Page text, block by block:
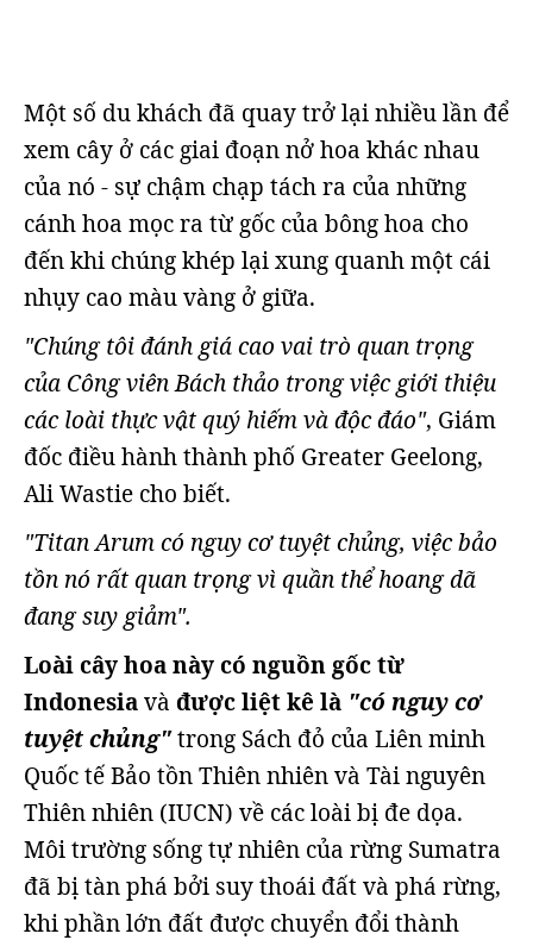
Một số du khách đã quay trở lại nhiều lần để
xem cây ở các giai đoạn nở hoa khác nhau
của nó - sự chậm chạp tách ra của những
cánh hoa mọc ra từ gốc của bông hoa cho
đến khi chúng khép lại xung quanh một cái
nhụy cao màu vàng ở giữa.
"Chúng tôi đánh giá cao vai trò quan trọng
của Công viên Bách thảo trong việc giới thiệu
các loài thực vật quý hiếm và độc đáo", Giám
đốc điều hành thành phố Greater Geelong,
Ali Wastie cho biết.
"Titan Arum có nguy cơ tuyệt chủng, việc bảo
tồn nó rất quan trọng vì quần thể hoang dã
đang suy giảm".
Loài cây hoa này có nguồn gốc từ
Indonesiavà được liệt kê là "có nguy cơ
tuyệt chủng"trong Sách đỏ của Liên minh
Quốc tế Bảo tồn Thiên nhiên và Tài nguyên
Thiên nhiên (IUCN) về các loài bị đe dọa.
Môi trường sống tự nhiên của rừng Sumatra
đã bị tàn phá bởi suy thoái đất và phá rừng,
khi phần lớn đất được chuyển đổi thành